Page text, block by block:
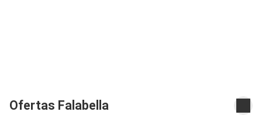
Ofertas Falabella